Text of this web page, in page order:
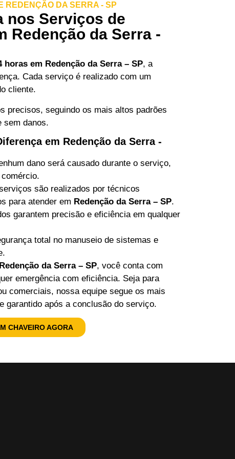
REDENÇÃO DA SERRA - SP
nos Serviços de
Redenção da Serra -
horas em Redenção da Serra – SP, a
Cada serviço é realizado com um
cliente.
precisos, seguindo os mais altos padrões
sem danos.
em Redenção da Serra -
dano será causado durante o serviço,
são realizados por técnicos
para atender em Redenção da Serra – SP.
garantem precisão e eficiência em qualquer
total no manuseio de sistemas e
da Serra – SP, você conta com
emergência com eficiência. Seja para
comerciais, nossa equipe segue os mais
garantido após a conclusão do serviço.
CHAVEIRO AGORA